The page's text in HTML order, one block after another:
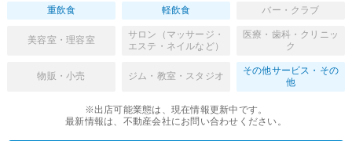
重飲食 軽飲食 バー・クラブ
美容室・理容室
サロン（マッサージ・
エステ・ネイルなど）
医療・歯科・クリニッ
ク
物販・小売 ジム・教室・スタジオ
その他サービス・その
他
※出店可能業態は、現在情報更新中です。
最新情報は、不動産会社にお問い合わせください。